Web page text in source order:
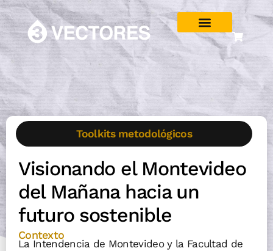
Toolkits metodológicos
Visionando el Montevideo
del Mañana hacia un
futuro sostenible
Contexto
La Intendencia de Montevideo y la Facultad de